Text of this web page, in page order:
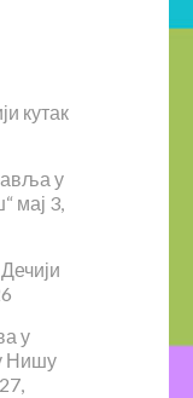
кутак
у
мај 3,
у
Нишу